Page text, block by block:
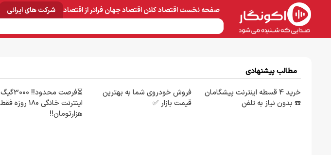
صفحه نخستاقتصاد کلاناقتصاد جهانفراتر از اقتصاد شرکت های ایرانی
مطالب پیشنهادی
خرید 4 قسطه اینترنت پیشگامان
☎️ بدون نیاز به تلفن
فروش خودروی شما به بهترین
قیمت بازار ✅
⏳فرصت محدود!! 3000گیگ
هزارتومان!!